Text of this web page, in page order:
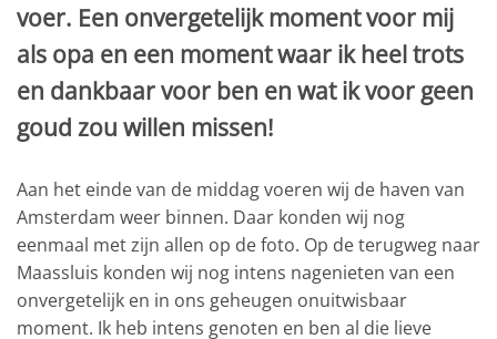
voer. Een onvergetelijk moment voor mij
als opa en een moment waar ik heel trots
en dankbaar voor ben en wat ik voor geen
goud zou willen missen!
Aan het einde van de middag voeren wij de haven van
Amsterdam weer binnen. Daar konden wij nog
eenmaal met zijn allen op de foto. Op de terugweg naar
Maassluis konden wij nog intens nagenieten van een
onvergetelijk en in ons geheugen onuitwisbaar
moment. Ik heb intens genoten en ben al die lieve